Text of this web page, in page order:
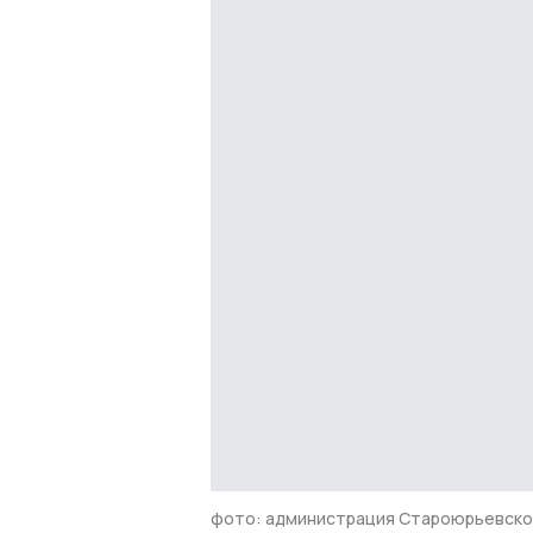
фото: администрация